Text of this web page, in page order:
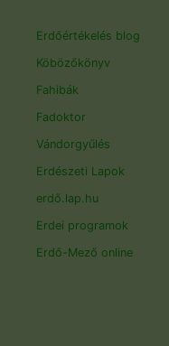
Erdőértékelés blog
Köbözőkönyv
Fahibák
Fadoktor
Vándorgyűlés
Erdészeti Lapok
erdő.lap.hu
Erdei programok
Erdő-Mező online